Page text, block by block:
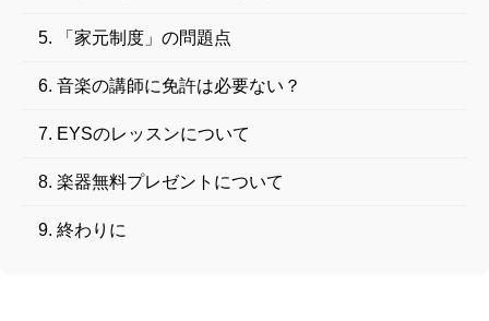
「家元制度」の問題点
音楽の講師に免許は必要ない？
EYSのレッスンについて
楽器無料プレゼントについて
終わりに